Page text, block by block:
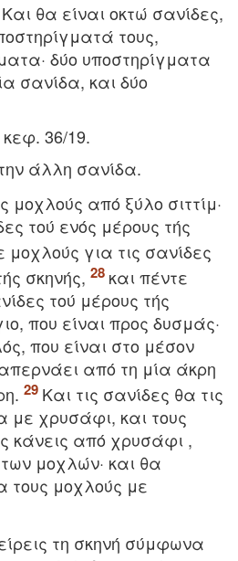
Kαι θα είναι οκτώ σανίδες,
τους,
δύο υποστηρίγματα
σανίδα, και δύο
36/19.
άλλη σανίδα.
μοχλούς από ξύλο σιττίμ·
τού ενός μέρους τής
μοχλούς για τις σανίδες
σκηνής,
και πέντε
τού μέρους τής
που είναι προς δυσμάς·
που είναι στο μέσον
από τη μία άκρη
Kαι τις σανίδες θα τις
με χρυσάφι, και τους
κάνεις από χρυσάφι ,
μοχλών· και θα
τους μοχλούς με
τη σκηνή σύμφωνα